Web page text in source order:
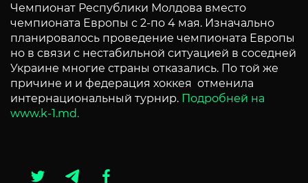
Чемпионат Республики Молдова вместо
чемпионата Европы с 2-по 4 мая. Изначально
планировалось проведение чемпионата Европы
но в связи с нестабильной ситуацией в соседней
Украине многие страны отказались. По той же
причине и и федерация хоккея отменила
интернациональный турнир. Подробней на
www.k-1.md.